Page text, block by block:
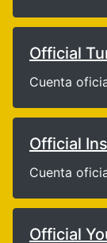
Official
Cuenta
Official
Cuenta
Official